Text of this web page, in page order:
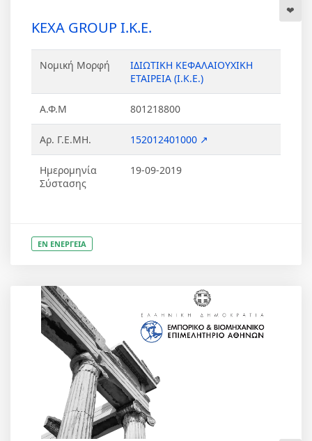
KEXA GROUP Ι.Κ.Ε.
Νομική Μορφή
ΙΔΙΩΤΙΚΗ ΚΕΦΑΛΑΙΟΥΧΙΚΗ
ΕΤΑΙΡΕΙΑ (Ι.Κ.Ε.)
Α.Φ.Μ 801218800
Αρ. Γ.Ε.ΜΗ. 152012401000 ↗
Ημερομηνία
Σύστασης
19-09-2019
ΕΝ ΕΝΕΡΓΕΙΑ